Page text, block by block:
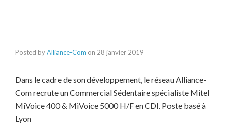
Posted byAlliance-Com on 28 janvier 2019
Dans le cadre de son développement, le réseau Alliance-
Com recrute un Commercial Sédentaire spécialiste Mitel
MiVoice 400 & MiVoice 5000 H/F en CDI. Poste basé à
Lyon